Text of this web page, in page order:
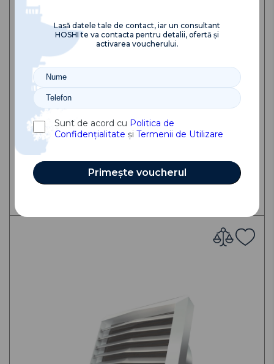
11 831.62 MDL
Lasă datele tale de contact, iar un consultant
HOSHI te va contacta pentru detalii, ofertă și
activarea voucherului.
Sunt de acord cu Politica de
Confidențialitate și Termenii de Utilizare
Primește voucherul